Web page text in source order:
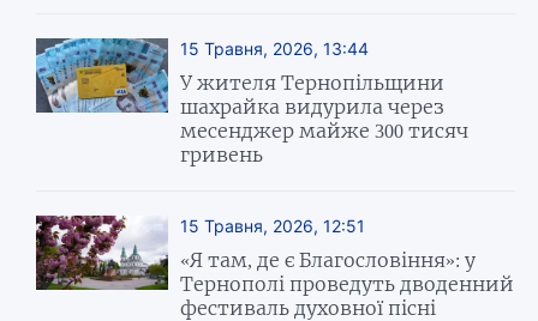
15 Травня, 2026, 13:44
У жителя Тернопільщини
шахрайка видурила через
месенджер майже 300 тисяч
гривень
15 Травня, 2026, 12:51
«Я там, де є Благословіння»: у
Тернополі проведуть дводенний
фестиваль духовної пісні